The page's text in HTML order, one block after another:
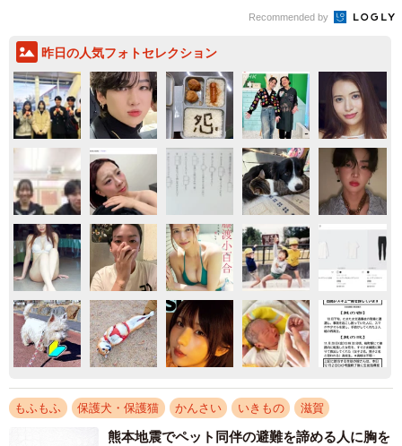
Recommended by
昨日の人気フォトセレクション
もふもふ 保護犬・保護猫 かんさい いきもの 滋賀
熊本地震でペット同伴の避難を諦める人に胸を